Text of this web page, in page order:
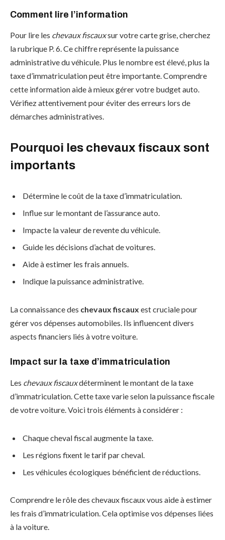
Comment lire l’information
Pour lire les chevaux fiscauxsur votre carte grise, cherchez
la rubrique P. 6. Ce chiffre représente la puissance
administrative du véhicule. Plus le nombre est élevé, plus la
taxe d’immatriculation peut être importante. Comprendre
cette information aide à mieux gérer votre budget auto.
Vérifiez attentivement pour éviter des erreurs lors de
démarches administratives.
Pourquoi les chevaux fiscaux sont
importants
Détermine le coût de la taxe d’immatriculation.
Influe sur le montant de l’assurance auto.
Impacte la valeur de revente du véhicule.
Guide les décisions d’achat de voitures.
Aide à estimer les frais annuels.
Indique la puissance administrative.
La connaissance des chevaux fiscaux est cruciale pour
gérer vos dépenses automobiles. Ils influencent divers
aspects financiers liés à votre voiture.
Impact sur la taxe d’immatriculation
Les chevaux fiscauxdéterminent le montant de la taxe
d’immatriculation. Cette taxe varie selon la puissance fiscale
de votre voiture. Voici trois éléments à considérer :
Chaque cheval fiscal augmente la taxe.
Les régions fixent le tarif par cheval.
Les véhicules écologiques bénéficient de réductions.
Comprendre le rôle des chevaux fiscaux vous aide à estimer
les frais d’immatriculation. Cela optimise vos dépenses liées
à la voiture.